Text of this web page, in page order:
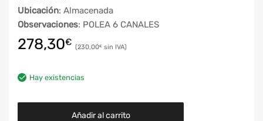
Ubicación: Almacenada
Observaciones: POLEA 6 CANALES
278,30€ 230,00€
Hay existencias
Añadir al carrito